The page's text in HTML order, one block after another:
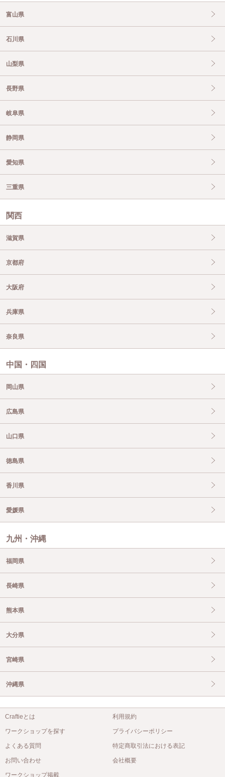
富山県
石川県
山梨県
長野県
岐阜県
静岡県
愛知県
三重県
関西
滋賀県
京都府
大阪府
兵庫県
奈良県
中国・四国
岡山県
広島県
山口県
徳島県
香川県
愛媛県
九州・沖縄
福岡県
長崎県
熊本県
大分県
宮崎県
沖縄県
Craftieとは
ワークショップを探す
よくある質問
お問い合わせ
ワークショップ掲載
利用規約
プライバシーポリシー
特定商取引法における表記
会社概要